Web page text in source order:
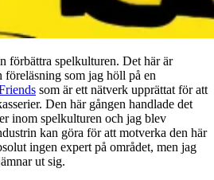
förbättra spelkulturen. Det här är
som jag höll på en
som är ett nätverk upprättat för att
Den här gången handlade det
inom spelkulturen och jag blev
kan göra för att motverka den här
ingen expert på området, men jag
ut sig.